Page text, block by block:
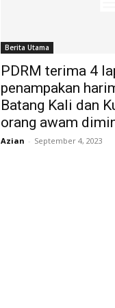
Berita Utama
PDRM terima 4
penampakan
Batang Kali dan
orang awam
Azian - September 4, 2023